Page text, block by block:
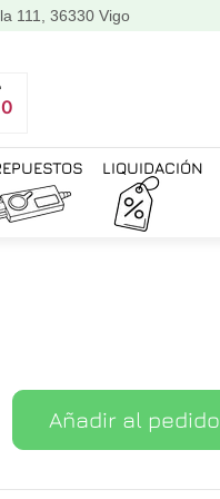
111, 36330 Vigo
0
LIQUIDACIÓN
Añadir al pedido